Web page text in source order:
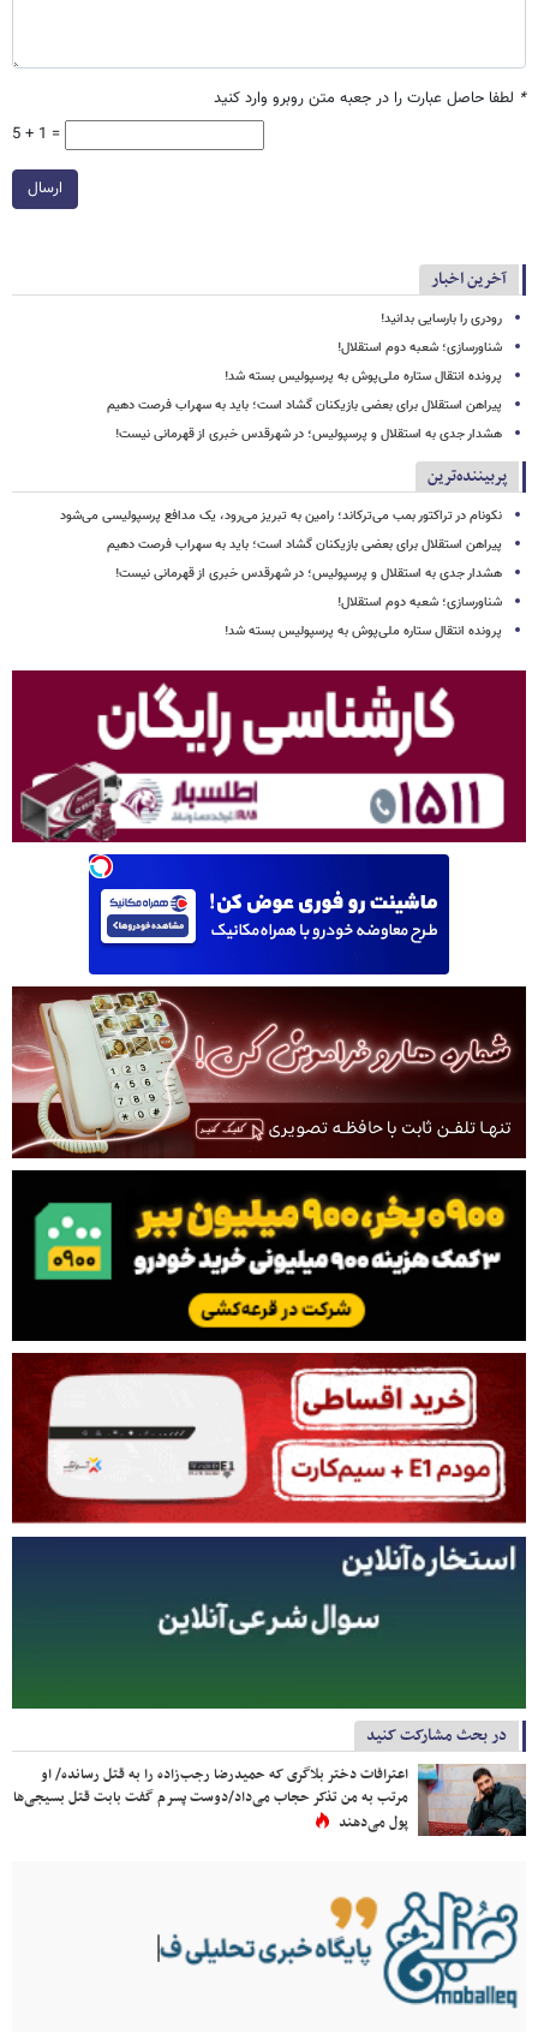
* لطفا حاصل عبارت را در جعبه متن روبرو وارد کنید
5 + 1 =
ارسال
آخرین اخبار
رودری را بارسایی بدانید!
شناورسازی؛ شعبه دوم استقلال!
پرونده انتقال ستاره ملی‌پوش به پرسپولیس بسته شد!
پیراهن استقلال برای بعضی بازیکنان گشاد است؛ باید به سهراب فرصت دهیم
هشدار جدی به استقلال و پرسپولیس؛ در شهرقدس خبری از قهرمانی نیست!
پربیننده‌ترین
نکونام در تراکتور بمب می‌ترکاند؛ رامین به تبریز می‌رود، یک مدافع پرسپولیسی می‌شود
پیراهن استقلال برای بعضی بازیکنان گشاد است؛ باید به سهراب فرصت دهیم
هشدار جدی به استقلال و پرسپولیس؛ در شهرقدس خبری از قهرمانی نیست!
شناورسازی؛ شعبه دوم استقلال!
پرونده انتقال ستاره ملی‌پوش به پرسپولیس بسته شد!
در بحث مشارکت کنید
اعترافات دختر بلاگری که حمیدرضا رجب‌زاده را به قتل رسانده/ او
مرتب به من تذکر حجاب می‌داد/دوست پسرم گفت بابت قتل بسیجی‌ها
پول می‌دهند